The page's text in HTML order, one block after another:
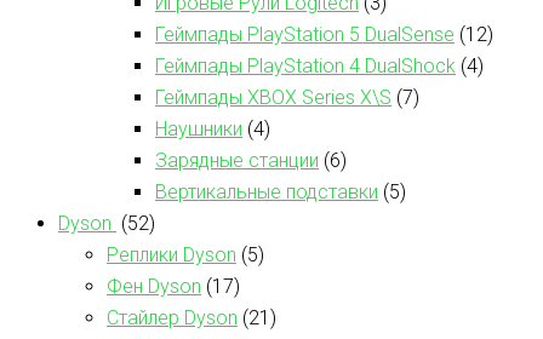
Геймпады PlayStation 5 DualSense (12)
Геймпады PlayStation 4 DualShock (4)
Геймпады XBOX Series X\S (7)
Наушники (4)
Зарядные станции (6)
Вертикальные подставки (5)
Dyson (52)
Реплики Dyson (5)
Фен Dyson (17)
Стайлер Dyson (21)